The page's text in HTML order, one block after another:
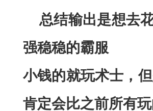
总结输出是想去
强稳稳的霸服
小钱的就玩术士，
肯定会比之前所有